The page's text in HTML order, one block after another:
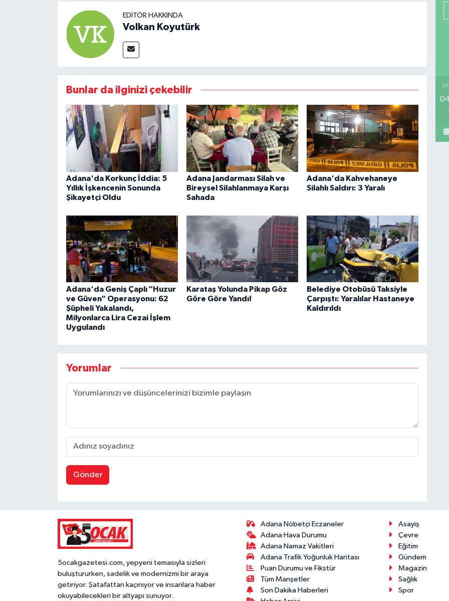
EDITÖR HAKKINDA
Volkan Koyutürk
Bunlar da ilginizi çekebilir
Adana'da Korkunç İddia: 5
Yıllık İşkencenin Sonunda
Şikayetçi Oldu
Adana Jandarması Silah ve
Bireysel Silahlanmaya Karşı
Sahada
Adana'da Kahvehaneye
Silahlı Saldırı: 3 Yaralı
Adana'da Geniş Çaplı "Huzur
ve Güven" Operasyonu: 62
Şüpheli Yakalandı,
Milyonlarca Lira Cezai İşlem
Uygulandı
Karataş Yolunda Pikap Göz
Göre Göre Yandı!
Belediye Otobüsü Taksiyle
Çarpıştı: Yaralılar Hastaneye
Kaldırıldı
Yorumlar
Gönder
5ocakgazetesi.com, yepyeni temasıyla sizleri
buluştururken, sadelik ve modernizmi bir araya
getiriyor. Şatafattan kaçınıyor ve insanlara haber
okuyabilecekleri bir altyapı sunuyor.
Adana Nöbetçi Eczaneler
Adana Hava Durumu
Adana Namaz Vakitleri
Adana Trafik Yoğunluk Haritası
Puan Durumu ve Fikstür
Tüm Manşetler
Son Dakika Haberleri
Asayiş
Çevre
Eğitim
Gündem
Magazin
Sağlık
Spor